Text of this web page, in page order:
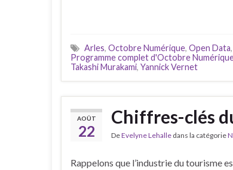
Arles, Octobre Numérique, Open Data,
Programme complet d'Octobre
Takashi Murakami, Yannick Vernet
AOÛT
22
Chiffres-clés
DeEvelyne Lehalle dans la catégorie
Rappelons que l’industrie du tourisme